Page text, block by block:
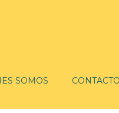
SOMOS CONTACTO